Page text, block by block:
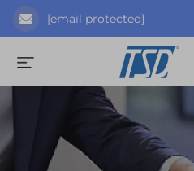
[email protected]